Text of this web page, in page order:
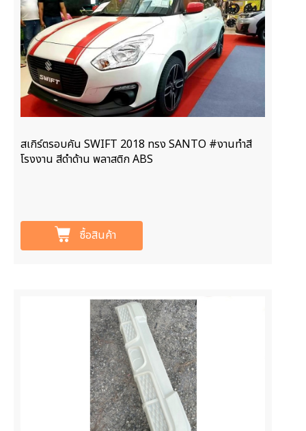
สเกิร์ตรอบคัน SWIFT 2018 ทรง SANTO #งานทำสี
โรงงาน สีดำด้าน พลาสติก ABS
ซื้อสินค้า